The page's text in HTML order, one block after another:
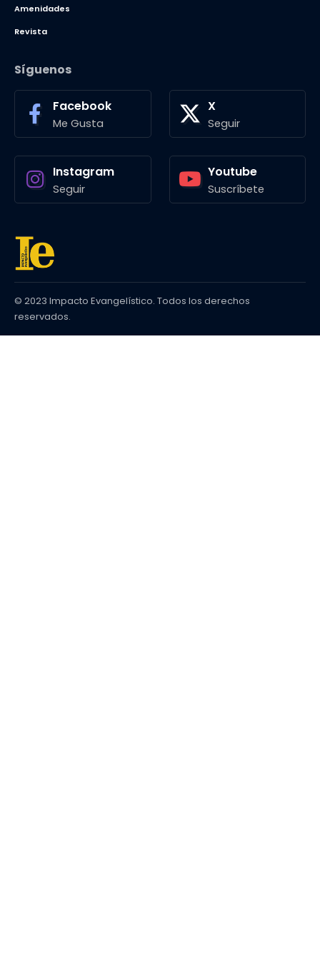
Amenidades
Revista
Síguenos
Facebook
Me Gusta
X
Seguir
Instagram
Seguir
Youtube
Suscríbete
© 2023 Impacto Evangelístico. Todos los derechos
reservados.